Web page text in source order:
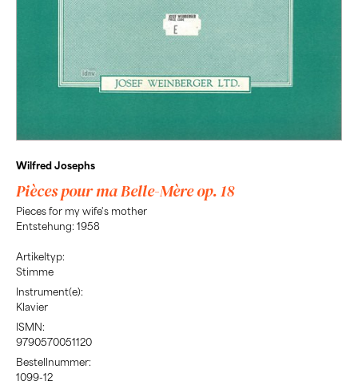
Wilfred Josephs
Pièces pour ma Belle-Mère op. 18
Pieces for my wife's mother
Entstehung: 1958
Artikeltyp:
Stimme
Instrument(e):
Klavier
ISMN:
9790570051120
Bestellnummer:
1099-12